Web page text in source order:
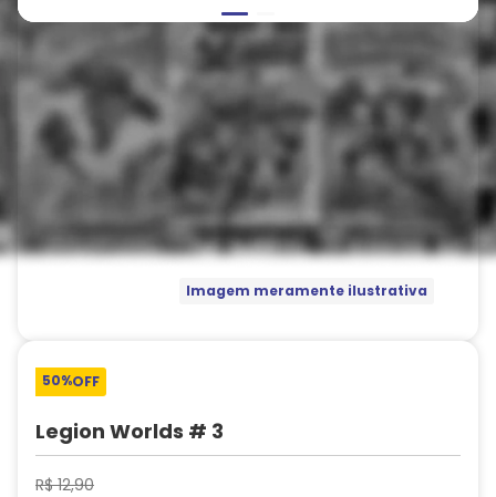
Imagem meramente ilustrativa
50%OFF
Legion Worlds # 3
R$ 12,90